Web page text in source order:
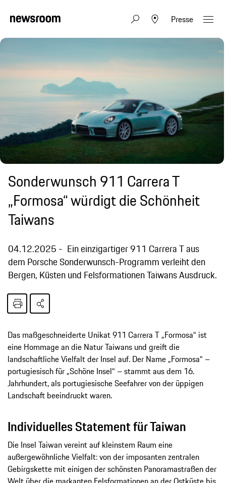
Presse
Sonderwunsch 911 Carrera T
„Formosa“ würdigt die Schönheit
Taiwans
04.12.2025
Ein einzigartiger 911 Carrera T aus
dem Porsche Sonderwunsch-Programm verleiht den
Bergen, Küsten und Felsformationen Taiwans Ausdruck.
Das maßgeschneiderte Unikat 911 Carrera T „Formosa“ ist
eine Hommage an die Natur Taiwans und greift die
landschaftliche Vielfalt der Insel auf. Der Name „Formosa“ –
portugiesisch für „Schöne Insel“ – stammt aus dem 16.
Jahrhundert, als portugiesische Seefahrer von der üppigen
Landschaft beeindruckt waren.
Individuelles Statement für Taiwan
Die Insel Taiwan vereint auf kleinstem Raum eine
außergewöhnliche Vielfalt: von der imposanten zentralen
Gebirgskette mit einigen der schönsten Panoramastraßen der